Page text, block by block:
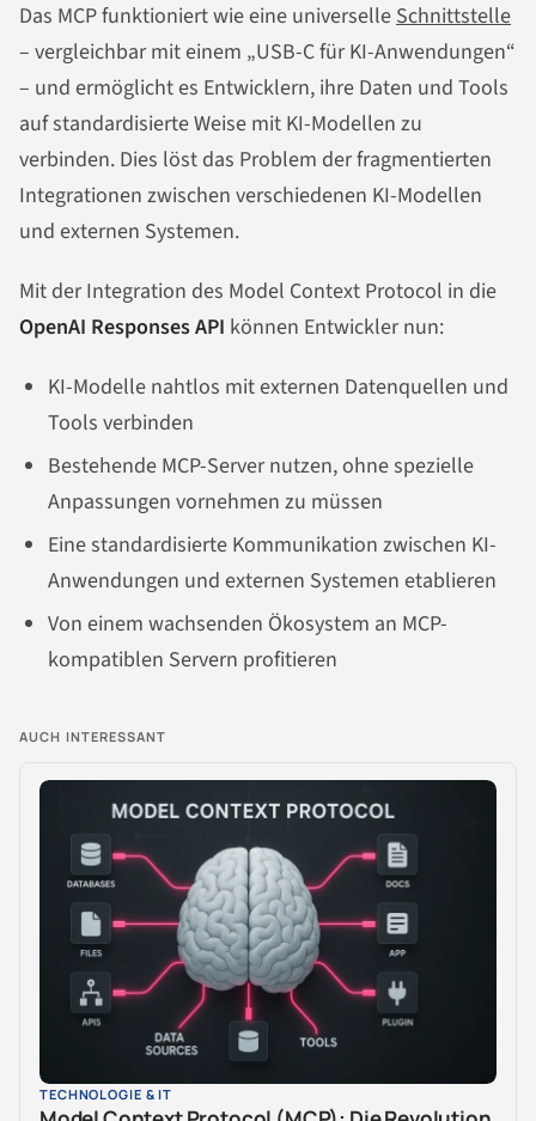
Das MCP funktioniert wie eine universelleSchnittstelle
– vergleichbar mit einem „USB-C für KI-Anwendungen“
– und ermöglicht es Entwicklern, ihre Daten und Tools
auf standardisierte Weise mit KI-Modellen zu
verbinden. Dies löst das Problem der fragmentierten
Integrationen zwischen verschiedenen KI-Modellen
und externen Systemen.
Mit der Integration des Model Context Protocol in die
OpenAI Responses API können Entwickler nun:
KI-Modelle nahtlos mit externen Datenquellen und
Tools verbinden
Bestehende MCP-Server nutzen, ohne spezielle
Anpassungen vornehmen zu müssen
Eine standardisierte Kommunikation zwischen KI-
Anwendungen und externen Systemen etablieren
Von einem wachsenden Ökosystem an MCP-
kompatiblen Servern profitieren
AUCH INTERESSANT
TECHNOLOGIE & IT